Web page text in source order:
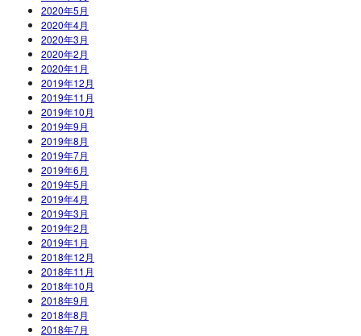
2020年5月
2020年4月
2020年3月
2020年2月
2020年1月
2019年12月
2019年11月
2019年10月
2019年9月
2019年8月
2019年7月
2019年6月
2019年5月
2019年4月
2019年3月
2019年2月
2019年1月
2018年12月
2018年11月
2018年10月
2018年9月
2018年8月
2018年7月